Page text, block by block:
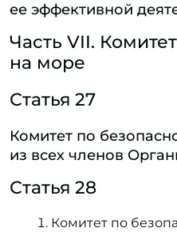
ее эффективной
Часть VII.
на море
Статья 27
Комитет по
из всех членов
Статья 28
Комитет по